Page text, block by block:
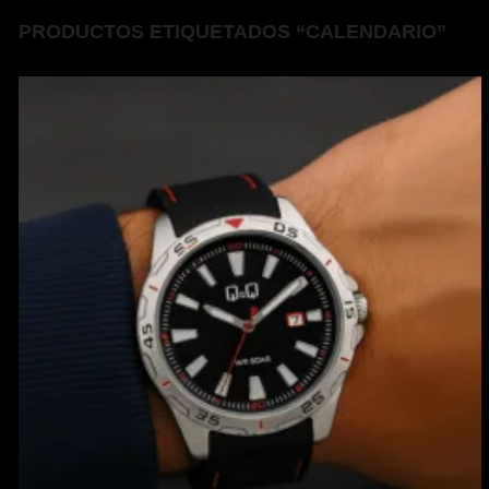
PRODUCTOS ETIQUETADOS “CALENDARIO”